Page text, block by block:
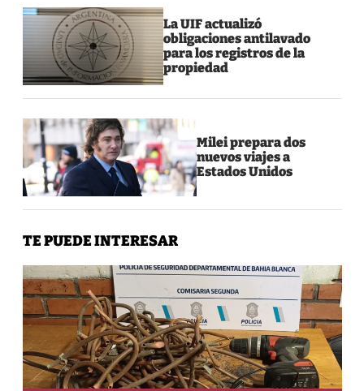
La UIF actualizó
obligaciones antilavado
para los registros de la
propiedad
Milei prepara dos
nuevos viajes a
Estados Unidos
TE PUEDE INTERESAR